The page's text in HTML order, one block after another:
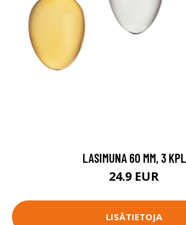
LASIMUNA 60 MM, 3 KPL
24.9 EUR
LISÄTIETOJA